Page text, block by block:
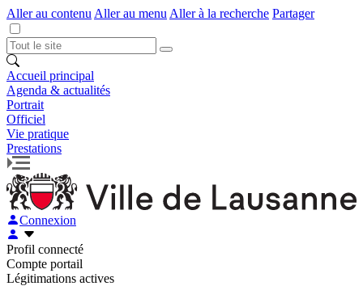
Aller au contenu Aller au menu Aller à la recherche Partager
Accueil principal
Agenda & actualités
Portrait
Officiel
Vie pratique
Prestations
Connexion
Profil connecté
Compte portail
Légitimations actives